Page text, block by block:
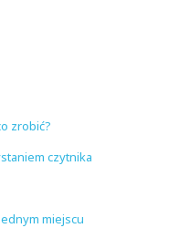
zrobić?
czytnika
miejscu